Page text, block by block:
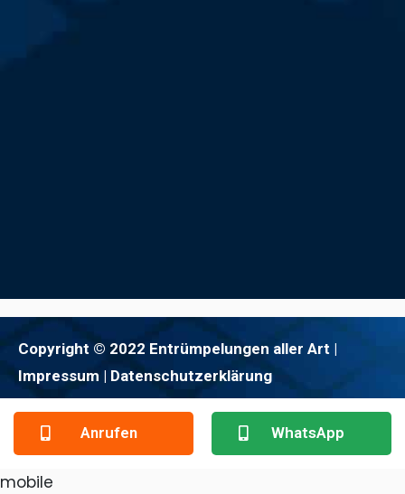
Copyright © 2022 Entrümpelungen aller Art |
Impressum | Datenschutzerklärung
Anrufen WhatsApp